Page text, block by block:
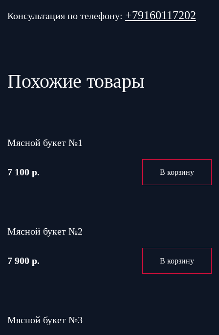
Консультация по телефону: +79160117202
Похожие товары
Мясной букет №1
7 100 р. В корзину
Мясной букет №2
7 900 р. В корзину
Мясной букет №3